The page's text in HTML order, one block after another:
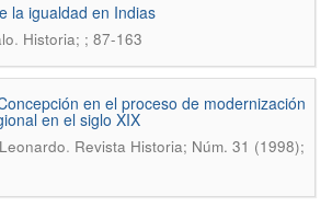
la igualdad en Indias
. Historia; ; 87-163
en el proceso de modernización
en el siglo XIX
. Revista Historia; Núm. 31 (1998);